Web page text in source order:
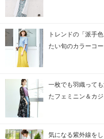
トレンドの「派手
たい旬のカラーコ
一枚でも羽織って
たフェミニン＆カ
気になる紫外線を